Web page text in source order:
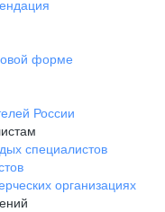
форме
России
специалистов
организациях